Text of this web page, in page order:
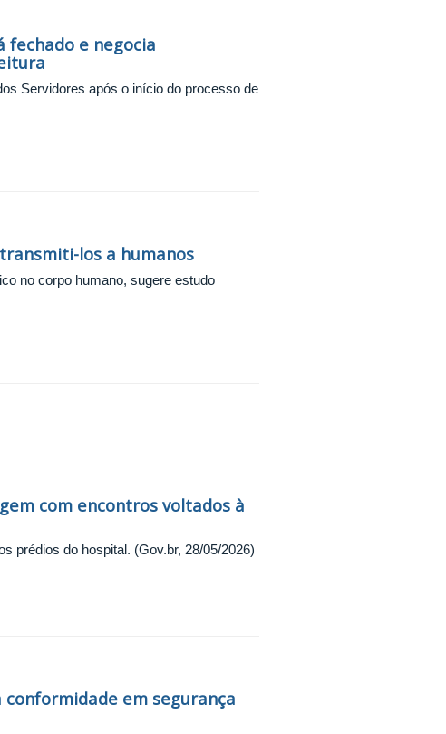
fechado e negocia
Servidores após o início do processo de
los a humanos
no corpo humano, sugere estudo
com encontros voltados à
prédios do hospital. (Gov.br, 28/05/2026)
em segurança